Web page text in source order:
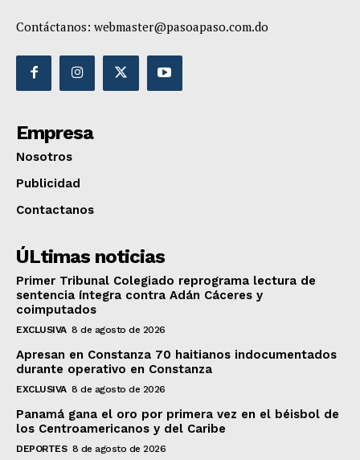
Contáctanos: webmaster@pasoapaso.com.do
Empresa
Nosotros
Publicidad
Contactanos
ÚLtimas noticias
Primer Tribunal Colegiado reprograma lectura de
sentencia íntegra contra Adán Cáceres y
coimputados
EXCLUSIVA 8 de agosto de 2026
Apresan en Constanza 70 haitianos indocumentados
durante operativo en Constanza
EXCLUSIVA 8 de agosto de 2026
Panamá gana el oro por primera vez en el béisbol de
los Centroamericanos y del Caribe
DEPORTES 8 de agosto de 2026